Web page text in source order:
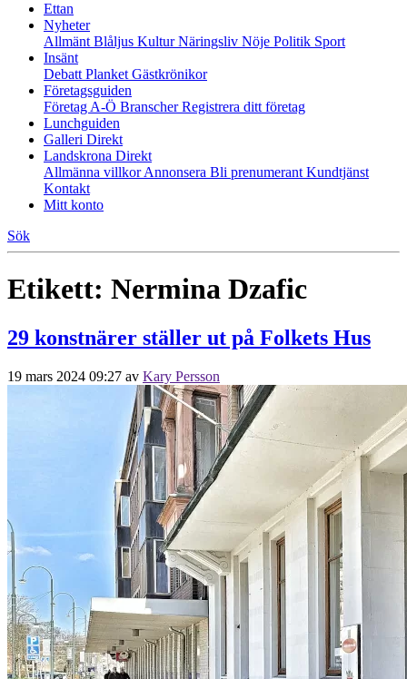
Ettan
Nyheter
Allmänt Blåljus KulturNäringsliv Nöje Politik Sport
Insänt
Debatt Planket Gästkrönikor
Företagsguiden
Företag A-Ö BranscherRegistrera ditt företag
Lunchguiden
Galleri Direkt
Landskrona Direkt
Allmänna villkorAnnonsera Bli prenumerant Kundtjänst
Kontakt
Mitt konto
Sök
Etikett: Nermina Dzafic
29 konstnärer ställer ut på Folkets Hus
19 mars 2024 09:27 av Kary Persson